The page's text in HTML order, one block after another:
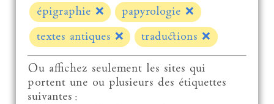
épigraphie ❌ papyrologie❌
textes antiques ❌ traductions❌
Ou affichez seulement les sites qui
portent une ou plusieurs des étiquettes
suivantes :